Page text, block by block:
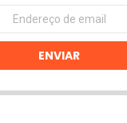
ENVIAR